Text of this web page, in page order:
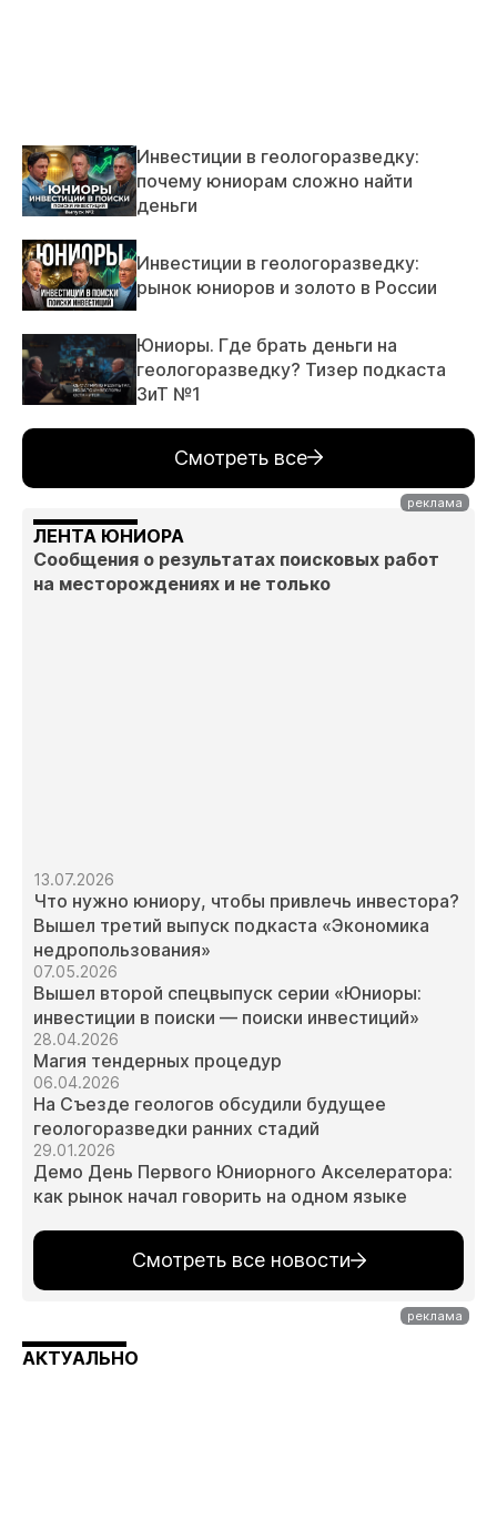
Инвестиции в геологоразведку:
почему юниорам сложно найти
деньги
Инвестиции в геологоразведку:
рынок юниоров и золото в России
Юниоры. Где брать деньги на
геологоразведку? Тизер подкаста
ЗиТ №1
Смотреть все
ЛЕНТА ЮНИОРА
Сообщения о результатах поисковых работ
на месторождениях и не только
13.07.2026
Что нужно юниору, чтобы привлечь инвестора?
Вышел третий выпуск подкаста «Экономика
недропользования»
07.05.2026
Вышел второй спецвыпуск серии «Юниоры:
инвестиции в поиски — поиски инвестиций»
28.04.2026
Магия тендерных процедур
06.04.2026
На Съезде геологов обсудили будущее
геологоразведки ранних стадий
29.01.2026
Демо День Первого Юниорного Акселератора:
как рынок начал говорить на одном языке
Смотреть все новости
АКТУАЛЬНО